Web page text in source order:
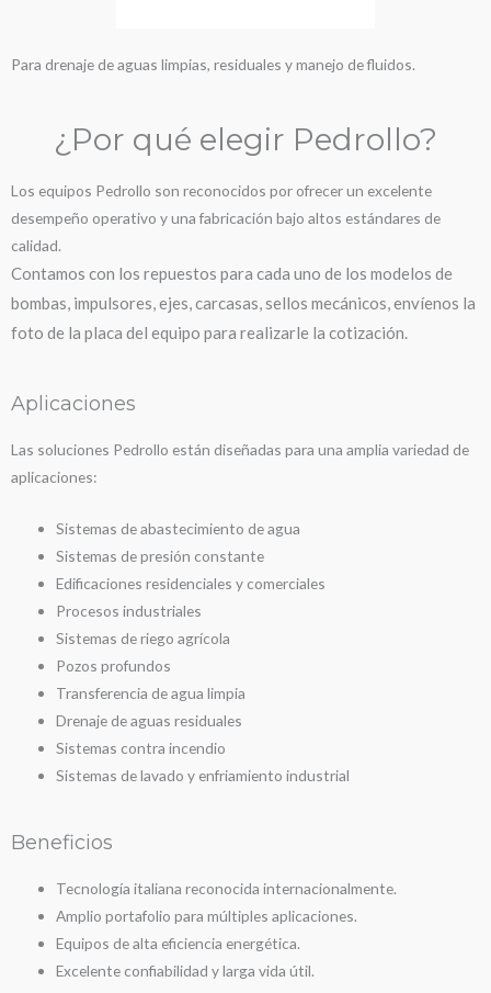
Para drenaje de aguas limpias, residuales y manejo de fluidos.
¿Por qué elegir Pedrollo?
Los equipos Pedrollo son reconocidos por ofrecer un excelente
desempeño operativo y una fabricación bajo altos estándares de
calidad.
Contamos con los repuestos para cada uno de los modelos de
bombas, impulsores, ejes, carcasas, sellos mecánicos, envíenos la
foto de la placa del equipo para realizarle la cotización.
Aplicaciones
Las soluciones Pedrollo están diseñadas para una amplia variedad de
aplicaciones:
Sistemas de abastecimiento de agua
Sistemas de presión constante
Edificaciones residenciales y comerciales
Procesos industriales
Sistemas de riego agrícola
Pozos profundos
Transferencia de agua limpia
Drenaje de aguas residuales
Sistemas contra incendio
Sistemas de lavado y enfriamiento industrial
Beneficios
Tecnología italiana reconocida internacionalmente.
Amplio portafolio para múltiples aplicaciones.
Equipos de alta eficiencia energética.
Excelente confiabilidad y larga vida útil.